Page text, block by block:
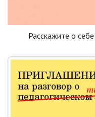
Расскажите о